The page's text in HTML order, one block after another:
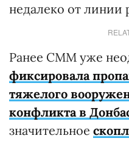
недалеко от линии
Ранее СММ уже
фиксировала
тяжелого
конфликта в
значительное